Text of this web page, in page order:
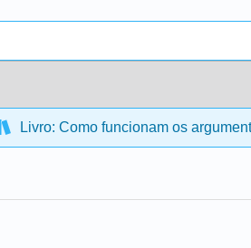
Livro: Como funcionam os